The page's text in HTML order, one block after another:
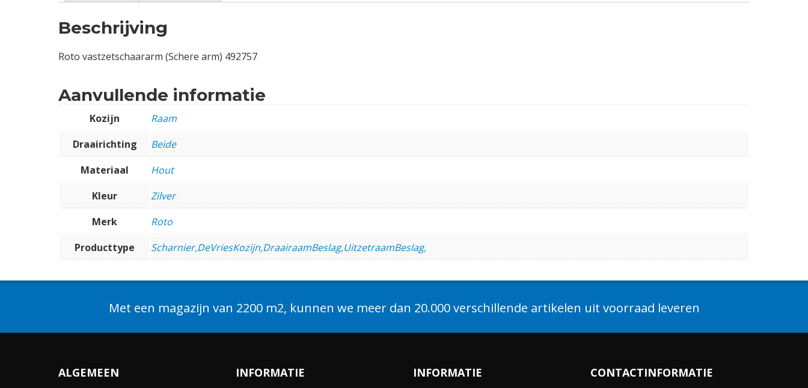
Beschrijving
Roto vastzetschaararm (Schere arm) 492757
Aanvullende informatie
Kozijn
Raam
Draairichting
Beide
Materiaal
Hout
Kleur
Zilver
Merk
Roto
Producttype
Scharnier,DeVriesKozijn,DraairaamBeslag,UitzetraamBeslag,
Met een magazijn van 2200 m2, kunnen we meer dan 20.000 verschillende artikelen uit voorraad leveren
ALGEMEEN INFORMATIE INFORMATIE CONTACTINFORMATIE